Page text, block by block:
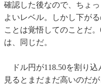
確認した後なので、ちょ
よいレベル。しかし下が
ことは覚悟してのことだ
は、同じだ。
ドル円が118.50を割り込
見るとまだまだ高いのだ